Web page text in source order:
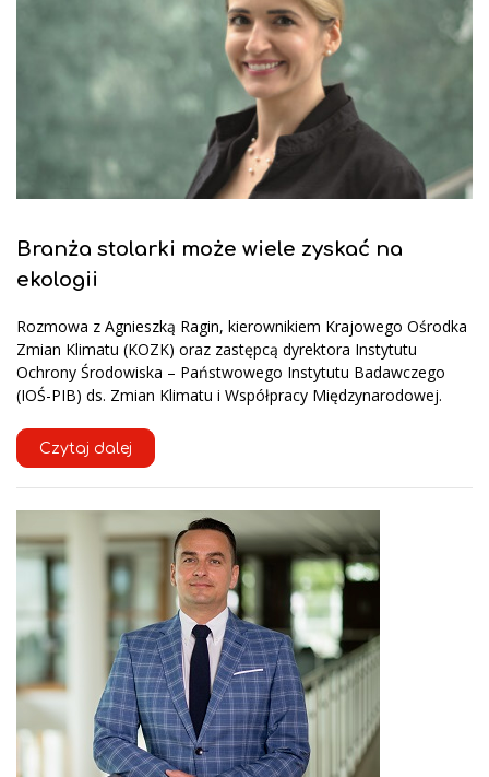
Branża stolarki może wiele zyskać na
ekologii
Rozmowa z Agnieszką Ragin, kierownikiem Krajowego Ośrodka
Zmian Klimatu (KOZK) oraz zastępcą dyrektora Instytutu
Ochrony Środowiska – Państwowego Instytutu Badawczego
(IOŚ-PIB) ds. Zmian Klimatu i Współpracy Międzynarodowej.
Czytaj dalej